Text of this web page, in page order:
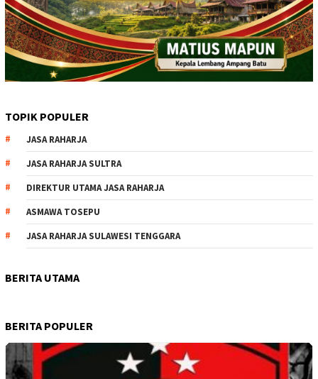
TOPIK POPULER
JASA RAHARJA
JASA RAHARJA SULTRA
DIREKTUR UTAMA JASA RAHARJA
ASMAWA TOSEPU
JASA RAHARJA SULAWESI TENGGARA
BERITA UTAMA
BERITA POPULER